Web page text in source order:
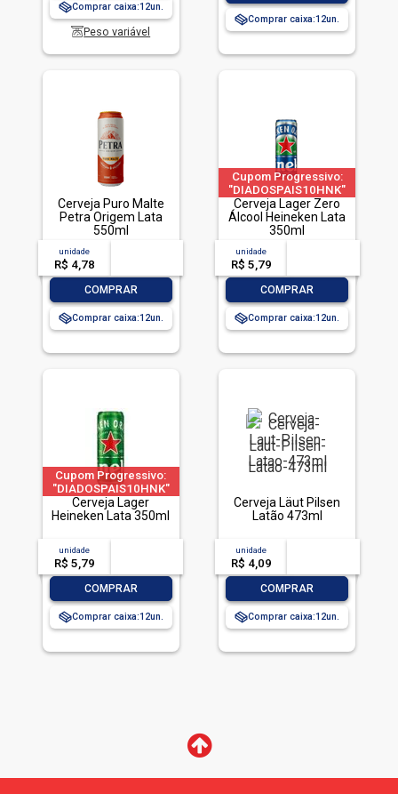
Comprar caixa:12
Peso variável
Comprar caixa:12
Cerveja Puro Malte
Petra Origem Lata
550ml
unidade
R$ 4,78
COMPRAR
Comprar caixa:12
Cupom Progressivo:
"DIADOSPAIS10HNK"
|"DIADOSPAIS20HNK"
| "DIADOSPAIS30HNK"
| limitado a 2 pedido
por CPF
Cerveja Lager Zero
Álcool Heineken Lata
350ml
unidade
R$ 5,79
COMPRAR
Comprar caixa:12
Cupom Progressivo:
"DIADOSPAIS10HNK"
|"DIADOSPAIS20HNK"
| "DIADOSPAIS30HNK"
por CPF
Cerveja Lager
Heineken Lata 350ml
unidade
R$ 5,79
COMPRAR
Comprar caixa:12
Cerveja Läut Pilsen
Latão 473ml
unidade
R$ 4,09
COMPRAR
Comprar caixa:12